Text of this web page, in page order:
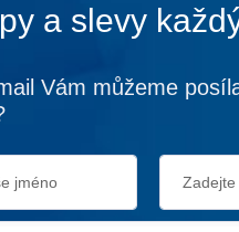
a slevy
Vám můžeme